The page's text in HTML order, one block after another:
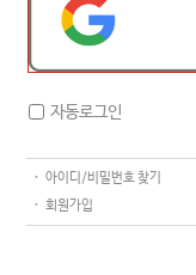
자동로그인
아이디/비밀번호 찾기
회원가입